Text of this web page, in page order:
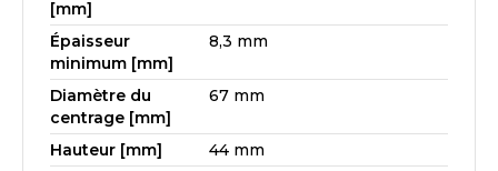
[mm]
Épaisseur
minimum [mm]
8,3 mm
Diamètre du
centrage [mm]
67 mm
Hauteur [mm]
44 mm